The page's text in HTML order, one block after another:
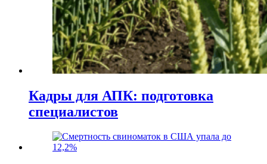
Кадры для АПК: подготовка
специалистов